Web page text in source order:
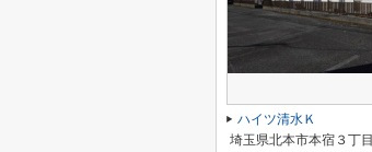
ハイツ清水Ｋ
埼玉県北本市本宿３丁目